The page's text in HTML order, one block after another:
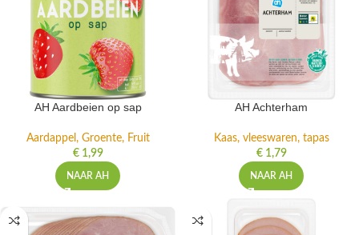
AH Aardbeien op sap
Aardappel, Groente, Fruit
€1,99
NAAR AH
AH Achterham
Kaas, vleeswaren, tapas
€1,79
NAAR AH